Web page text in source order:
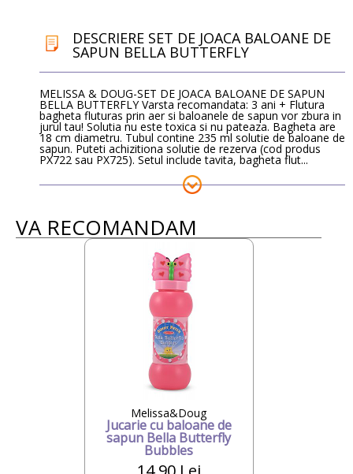
DESCRIERE SET DE JOACA BALOANE DE
SAPUN BELLA BUTTERFLY
MELISSA & DOUG-SET DE JOACA BALOANE DE SAPUN
BELLA BUTTERFLY Varsta recomandata: 3 ani + Flutura
bagheta fluturas prin aer si baloanele de sapun vor zbura in
jurul tau! Solutia nu este toxica si nu pateaza. Bagheta are
18 cm diametru. Tubul contine 235 ml solutie de baloane de
sapun. Puteti achizitiona solutie de rezerva (cod produs
PX722 sau PX725). Setul include tavita, bagheta flut...
VA RECOMANDAM
Melissa&Doug
Jucarie cu baloane de
sapun Bella Butterfly
Bubbles